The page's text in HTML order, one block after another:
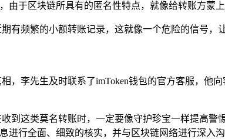
由于区块链所具有的匿名性特点，就像给转账方蒙
有频繁的小额转账记录，这就像一个危险的信号，
，李先生及时联系了imToken钱包的官方客服，
到这类莫名转账时，一定要像守护珍宝一样提高
进行全面、细致的核实，并与区块链网络进行深入